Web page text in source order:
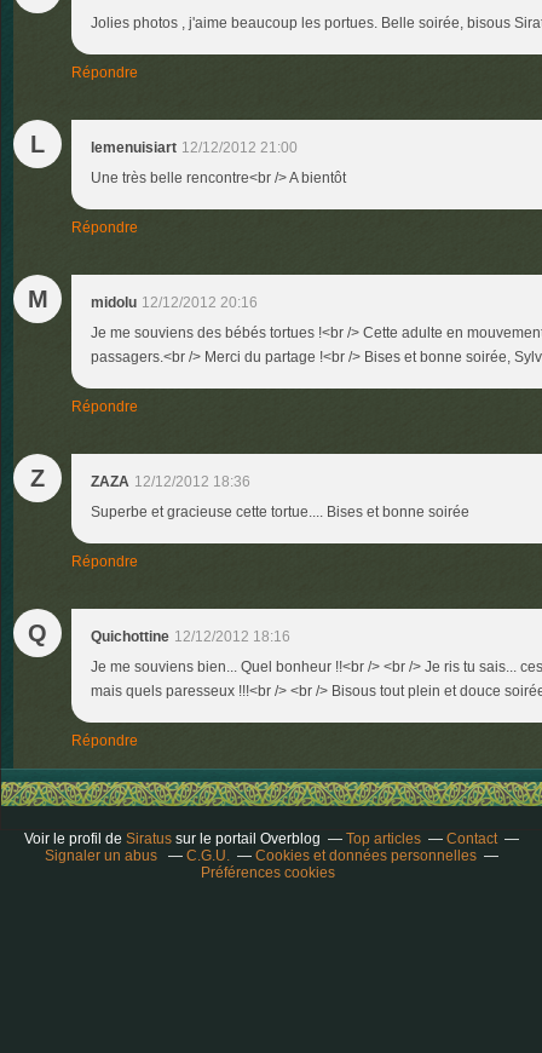
Jolies photos , j'aime beaucoup les portues. Belle soirée, bisous
Répondre
L lemenuisiart 12/12/2012 21:00
Une très belle rencontre<br /> A bientôt
Répondre
M midolu 12/12/2012 20:16
Je me souviens des bébés tortues !<br /> Cette adulte en
passagers.<br /> Merci du partage !<br /> Bises et bonne soirée,
Répondre
Z ZAZA 12/12/2012 18:36
Superbe et gracieuse cette tortue.... Bises et bonne soirée
Répondre
Q Quichottine 12/12/2012 18:16
Je me souviens bien... Quel bonheur !!<br /> <br /> Je ris tu sais...
mais quels paresseux !!!<br /> <br /> Bisous tout plein et douce
Répondre
Voir le profil de Siratussur le portail Overblog Top articles
Contact
Signaler un abus
C.G.U.
Cookies et données personnelles
Préférences cookies